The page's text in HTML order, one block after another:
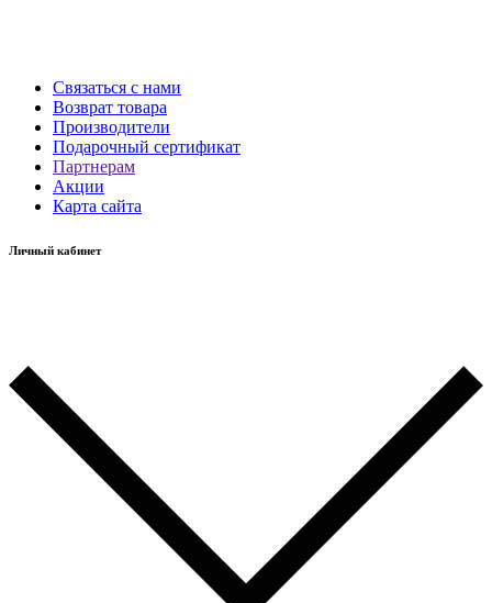
Связаться с нами
Возврат товара
Производители
Подарочный сертификат
Партнерам
Акции
Карта сайта
Личный кабинет